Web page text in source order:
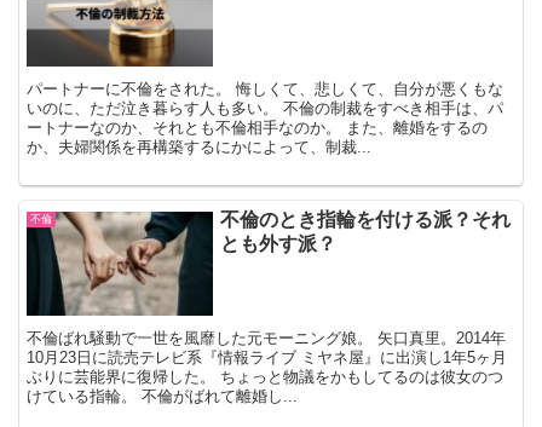
パートナーに不倫をされた。 悔しくて、悲しくて、自分が悪くもな
いのに、ただ泣き暮らす人も多い。 不倫の制裁をすべき相手は、パ
ートナーなのか、それとも不倫相手なのか。 また、離婚をするの
か、夫婦関係を再構築するにかによって、制裁...
不倫
不倫のとき指輪を付ける派？それ
とも外す派？
不倫ばれ騒動で一世を風靡した元モーニング娘。 矢口真里。2014年
10月23日に読売テレビ系『情報ライブ ミヤネ屋』に出演し1年5ヶ月
ぶりに芸能界に復帰した。 ちょっと物議をかもしてるのは彼女のつ
けている指輪。 不倫がばれて離婚し...